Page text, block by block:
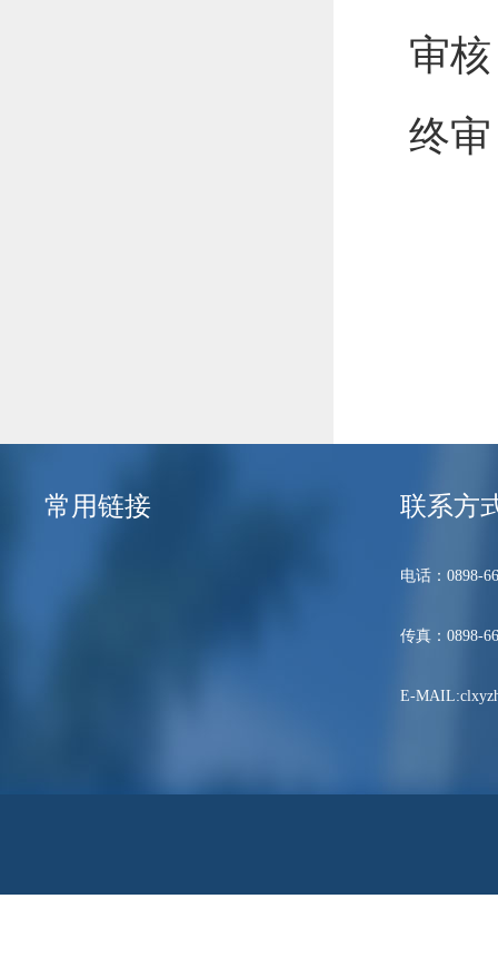
审
终
常用链接 联系方
电话：0898-
传真：0898-
E-